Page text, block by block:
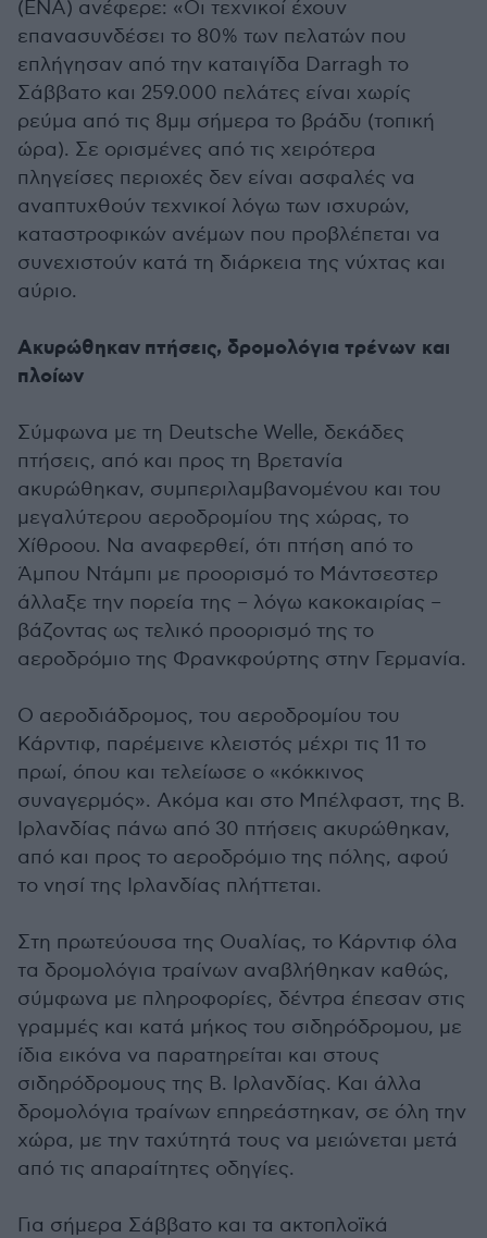
(ENA) ανέφερε: «Οι τεχνικοί έχουν
επανασυνδέσει το 80% των πελατών που
επλήγησαν από την καταιγίδα Darragh το
Σάββατο και 259.000 πελάτες είναι χωρίς
ρεύμα από τις 8μμ σήμερα το βράδυ (τοπική
ώρα). Σε ορισμένες από τις χειρότερα
πληγείσες περιοχές δεν είναι ασφαλές να
αναπτυχθούν τεχνικοί λόγω των ισχυρών,
καταστροφικών ανέμων που προβλέπεται να
συνεχιστούν κατά τη διάρκεια της νύχτας και
αύριο.
Ακυρώθηκαν πτήσεις, δρομολόγια τρένων και
πλοίων
Σύμφωνα με τη Deutsche Welle, δεκάδες
πτήσεις, από και προς τη Βρετανία
ακυρώθηκαν, συμπεριλαμβανομένου και του
μεγαλύτερου αεροδρομίου της χώρας, το
Χίθροου. Να αναφερθεί, ότι πτήση από το
Άμπου Ντάμπι με προορισμό το Μάντσεστερ
άλλαξε την πορεία της – λόγω κακοκαιρίας –
βάζοντας ως τελικό προορισμό της το
αεροδρόμιο της Φρανκφούρτης στην Γερμανία.
Ο αεροδιάδρομος, του αεροδρομίου του
Κάρντιφ, παρέμεινε κλειστός μέχρι τις 11 το
πρωί, όπου και τελείωσε ο «κόκκινος
συναγερμός». Ακόμα και στο Μπέλφαστ, της Β.
Ιρλανδίας πάνω από 30 πτήσεις ακυρώθηκαν,
από και προς το αεροδρόμιο της πόλης, αφού
το νησί της Ιρλανδίας πλήττεται.
Στη πρωτεύουσα της Ουαλίας, το Κάρντιφ όλα
τα δρομολόγια τραίνων αναβλήθηκαν καθώς,
σύμφωνα με πληροφορίες, δέντρα έπεσαν στις
γραμμές και κατά μήκος του σιδηρόδρομου, με
ίδια εικόνα να παρατηρείται και στους
σιδηρόδρομους της Β. Ιρλανδίας. Και άλλα
δρομολόγια τραίνων επηρεάστηκαν, σε όλη την
χώρα, με την ταχύτητά τους να μειώνεται μετά
από τις απαραίτητες οδηγίες.
Για σήμερα Σάββατο και τα ακτοπλοϊκά